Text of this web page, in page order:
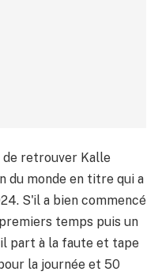
de retrouver Kalle
du monde en titre qui a
S'il a bien commencé
temps puis un
part à la faute et tape
la journée et 50